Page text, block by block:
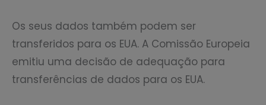
Os seus dados também podem ser
transferidos para os EUA. A Comissão Europeia
emitiu uma decisão de adequação para
transferências de dados para os EUA.